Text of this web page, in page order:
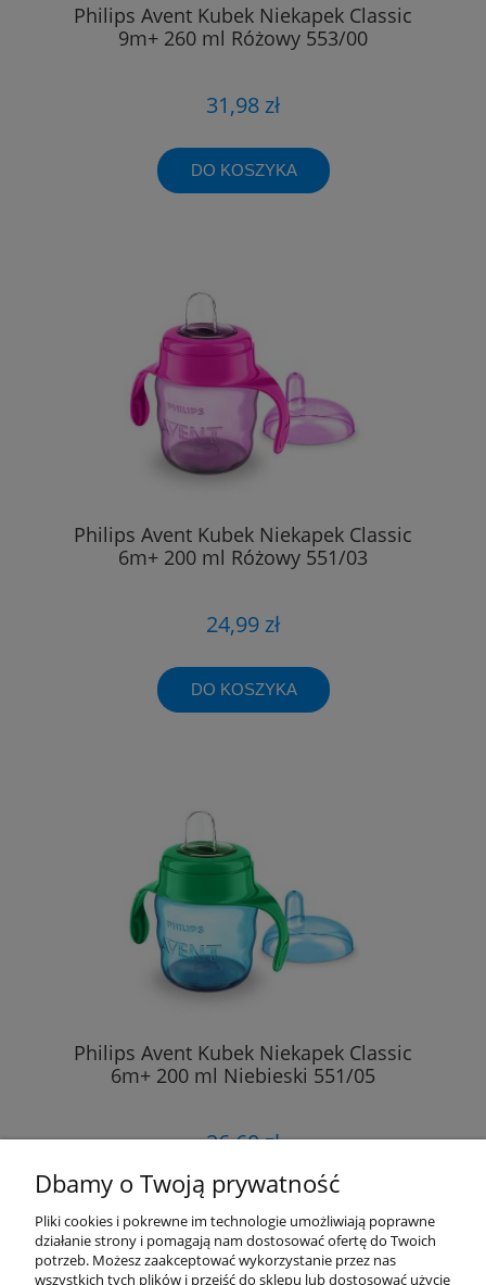
Philips Avent Kubek Niekapek Classic
9m+ 260 ml Różowy 553/00
31,98 zł
DO KOSZYKA
Philips Avent Kubek Niekapek Classic
6m+ 200 ml Różowy 551/03
24,99 zł
DO KOSZYKA
Philips Avent Kubek Niekapek Classic
6m+ 200 ml Niebieski 551/05
26,60 zł
Dbamy o Twoją prywatność
Pliki cookies i pokrewne im technologie umożliwiają poprawne
działanie strony i pomagają nam dostosować ofertę do Twoich
potrzeb. Możesz zaakceptować wykorzystanie przez nas
wszystkich tych plików i przejść do sklepu lub dostosować użycie